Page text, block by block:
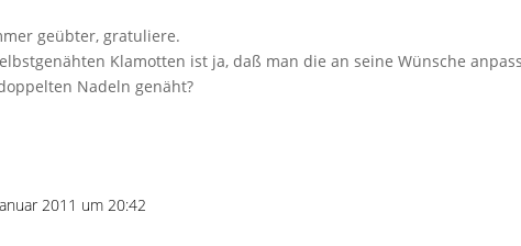
geübter, gratuliere.
Klamotten ist ja, daß man die an seine Wünsche
Nadeln genäht?
2011 um 20:42